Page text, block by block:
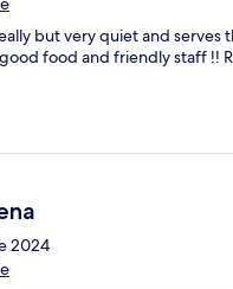
but very quiet and serves
food and friendly staff !!
2024